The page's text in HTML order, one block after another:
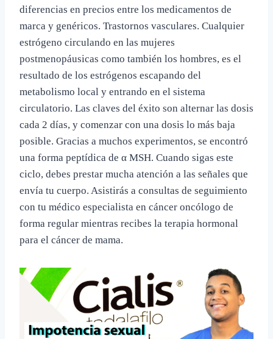
diferencias en precios entre los medicamentos de
marca y genéricos. Trastornos vasculares. Cualquier
estrógeno circulando en las mujeres
postmenopáusicas como también los hombres, es el
resultado de los estrógenos escapando del
metabolismo local y entrando en el sistema
circulatorio. Las claves del éxito son alternar las dosis
cada 2 días, y comenzar con una dosis lo más baja
posible. Gracias a muchos experimentos, se encontró
una forma peptídica de α MSH. Cuando sigas este
ciclo, debes prestar mucha atención a las señales que
envía tu cuerpo. Asistirás a consultas de seguimiento
con tu médico especialista en cáncer oncólogo de
forma regular mientras recibes la terapia hormonal
para el cáncer de mama.